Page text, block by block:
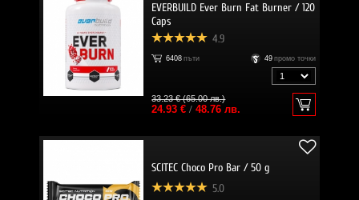
EVERBUILD Ever Burn Fat Burner / 120
Caps
4.9
6408 пъти 49 промо точки
33.23 € (65.00 лв.)
24.93 €/ 48.76 лв.
SCITEC Choco Pro Bar / 50 g
5.0